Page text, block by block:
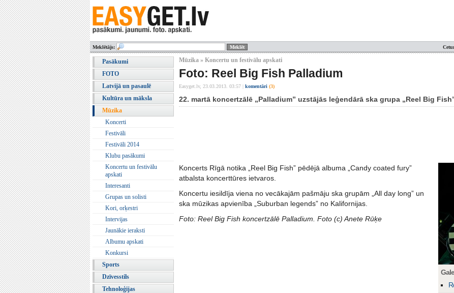
Meklētājs:
Pasākumi
FOTO
Latvijā un pasaulē
Kultūra un māksla
Mūzika
Koncerti
Festivāli
Festivāli 2014
Klubu pasākumi
Koncertu un festivālu
apskati
Interesanti
Grupas un solisti
Kori, orķestri
Intervijas
Jaunākie ieraksti
Albumu apskati
Konkursi
Sports
Dzīvesstils
Tehnoloģijas
Mūzika » Koncertu un festivālu apskati
Foto: Reel Big Fish Palladium
Easyget.lv, 23.03.2013. 03:57 komentāri (3)
22. martā koncertzālē „Palladium” uzstājās leģendārā ska grupa „Reel Big
Koncerts Rīgā notika „Reel Big Fish” pēdējā albuma „Candy coated fury”
atbalsta koncerttūres ietvaros.
Koncertu iesildīja viena no vecākajām pašmāju ska grupām „All day long” un
ska mūzikas apvienība „Suburban legends” no Kalifornijas.
Foto: Reel Big Fish koncertzālē Palladium. Foto (c) Anete Rūķe